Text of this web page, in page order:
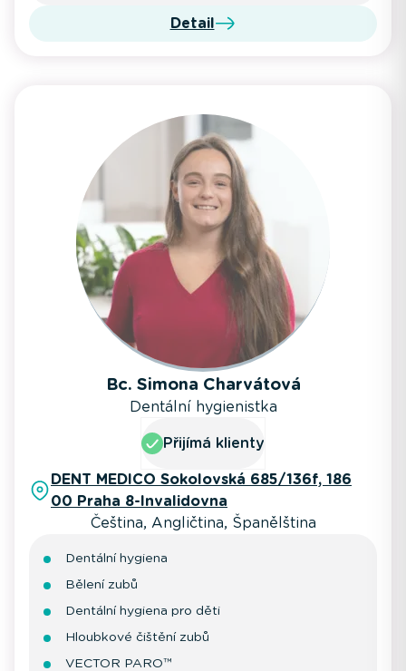
Detail
Bc. Simona Charvátová
Dentální hygienistka
Přijímá klienty
DENT MEDICO Sokolovská 685/136f, 186
00 Praha 8-Invalidovna
Čeština, Angličtina, Španělština
Dentální hygiena
Bělení zubů
Dentální hygiena pro děti
Hloubkové čištění zubů
VECTOR PARO™